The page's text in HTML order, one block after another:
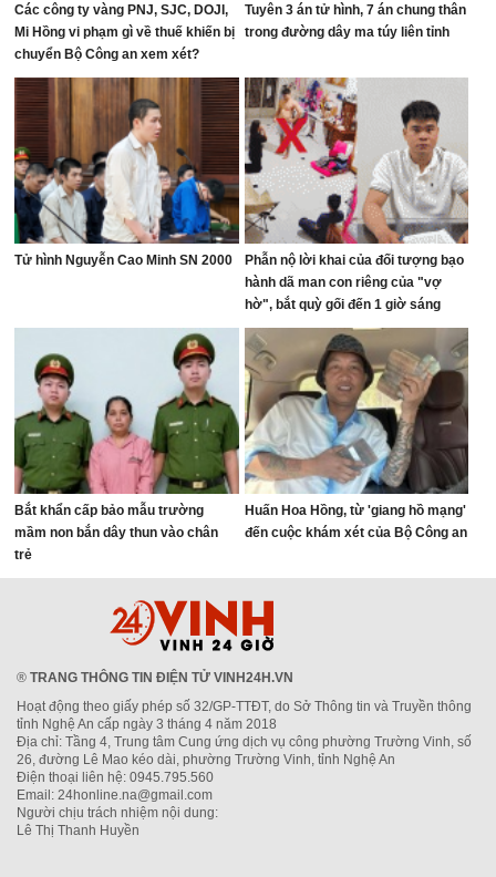
Các công ty vàng PNJ, SJC, DOJI,
Mi Hồng vi phạm gì về thuế khiến bị
chuyển Bộ Công an xem xét?
Tuyên 3 án tử hình, 7 án chung thân
trong đường dây ma túy liên tỉnh
Tử hình Nguyễn Cao Minh SN 2000
Phẫn nộ lời khai của đối tượng bạo
hành dã man con riêng của "vợ
hờ", bắt quỳ gối đến 1 giờ sáng
Bắt khẩn cấp bảo mẫu trường
mầm non bắn dây thun vào chân
trẻ
Huấn Hoa Hồng, từ 'giang hồ mạng'
đến cuộc khám xét của Bộ Công an
® TRANG THÔNG TIN ĐIỆN TỬ VINH24H.VN
Hoạt động theo giấy phép số 32/GP-TTĐT, do Sở Thông tin và Truyền thông
tỉnh Nghệ An cấp ngày 3 tháng 4 năm 2018
Địa chỉ: Tầng 4, Trung tâm Cung ứng dịch vụ công phường Trường Vinh, số
26, đường Lê Mao kéo dài, phường Trường Vinh, tỉnh Nghệ An
Điện thoại liên hệ: 0945.795.560
Email: 24honline.na@gmail.com
Người chịu trách nhiệm nội dung:
Lê Thị Thanh Huyền